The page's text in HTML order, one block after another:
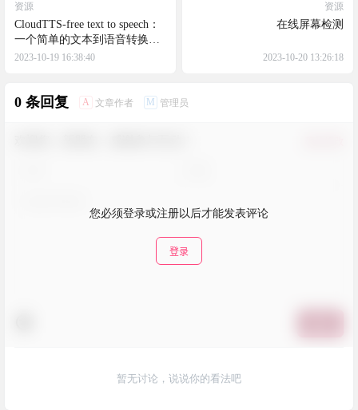
资源
CloudTTS-free text to speech：
一个简单的文本到语音转换应
用程序，多国语言支持
2023-10-19 16:38:40
资源
在线屏幕检测
2023-10-20 13:26:18
0 条回复 A 文章作者 M 管理员
您必须登录或注册以后才能发表评论
登录
暂无讨论，说说你的看法吧